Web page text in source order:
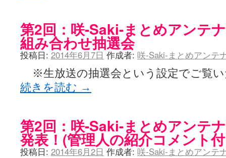
第2回：咲-Saki-まとめアンテ
組み合わせ抽選会
投稿日: 2014年6月7日 作成者: 咲-Saki-まとめアンテ
※生放送の抽選会という設定でご覧
続きを読む →
第2回：咲-Saki-まとめアンテ
発表！(管理人の紹介コメント
投稿日: 2014年6月2日 作成者: 咲-Saki-まとめアンテ